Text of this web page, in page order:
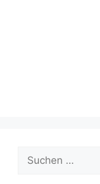
Suche
nach: